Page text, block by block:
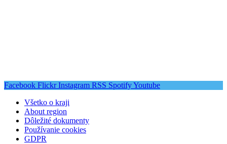
Facebook Flickr Instagram RSS SpotifyYoutube
Všetko o kraji
About region
Dôležité dokumenty
Používanie cookies
GDPR